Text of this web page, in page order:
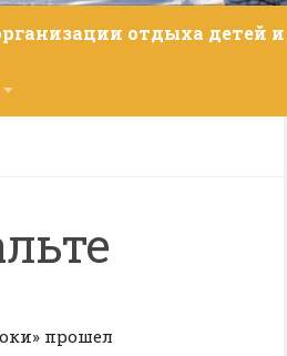
отдыха детей
прошел